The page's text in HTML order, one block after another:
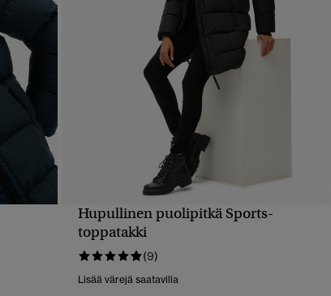
PIKAKATSELU
Hupullinen puolipitkä Sports-
toppatakki
(9)
Lisää värejä saatavilla